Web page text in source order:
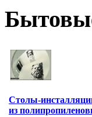
Столы-
из